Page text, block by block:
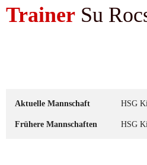
Trainer Su
Aktuelle Mannschaft HSG
Frühere Mannschaften HSG